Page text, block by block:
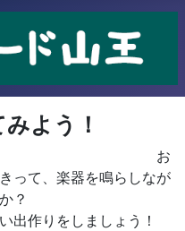
よう！
お
って、楽器を鳴らしなが
？
出作りをしましょう！